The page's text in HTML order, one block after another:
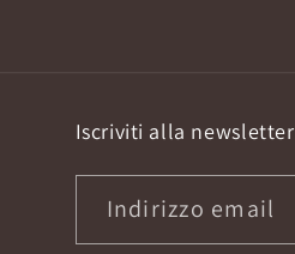
Iscriviti alla newsletter
Indirizzo email